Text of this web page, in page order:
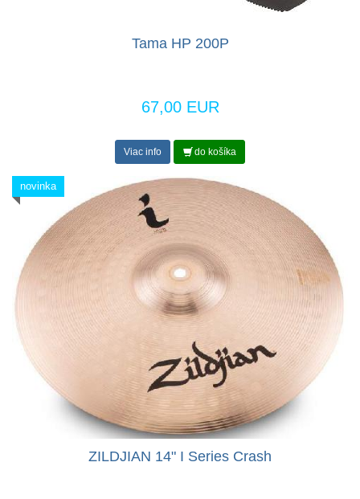
Tama HP 200P
67,00 EUR
Viac info do košíka
novinka
ZILDJIAN 14" I Series Crash